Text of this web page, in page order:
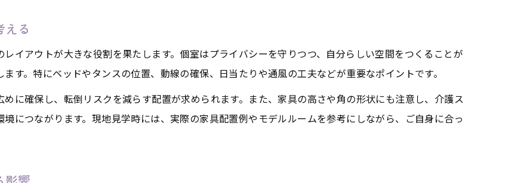
る
イアウトが大きな役割を果たします。個室はプライバシーを守りつつ、自分らしい空間をつくることが
す。特にベッドやタンスの位置、動線の確保、日当たりや通風の工夫などが重要なポイントです。
に確保し、転倒リスクを減らす配置が求められます。また、家具の高さや角の形状にも注意し、介護ス
につながります。現地見学時には、実際の家具配置例やモデルルームを参考にしながら、ご自身に合っ